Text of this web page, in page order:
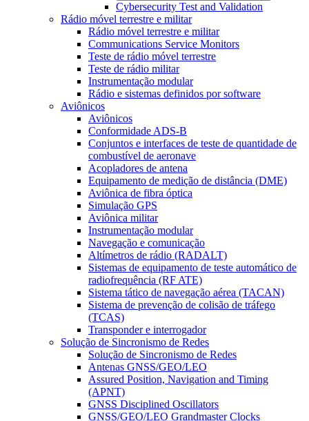
Cybersecurity Test and Validation
Rádio móvel terrestre e militar
Rádio móvel terrestre e militar
Communications Service Monitors
Teste de rádio móvel terrestre
Teste de rádio militar
Instrumentação modular
Rádio e sistemas definidos por software
Aviônicos
Aviônicos
Conformidade ADS-B
Conjuntos e interfaces de teste de quantidade de
combustível de aeronave
Acopladores de antena
Equipamento de medição de distância (DME)
Aviônica de fibra óptica
Simulação GPS
Aviônica militar
Instrumentação modular
Navegação e comunicação
Altímetros de rádio (RADALT)
Sistemas de equipamento de teste automático de
radiofrequência (RF ATE)
Sistema tático de navegação aérea (TACAN)
Sistema de prevenção de colisão de tráfego
(TCAS)
Transponder e interrogador
Solução de Sincronismo de Redes
Solução de Sincronismo de Redes
Antenas GNSS/GEO/LEO
Assured Position, Navigation and Timing
(APNT)
GNSS Disciplined Oscillators
GNSS/GEO/LEO Grandmaster Clocks